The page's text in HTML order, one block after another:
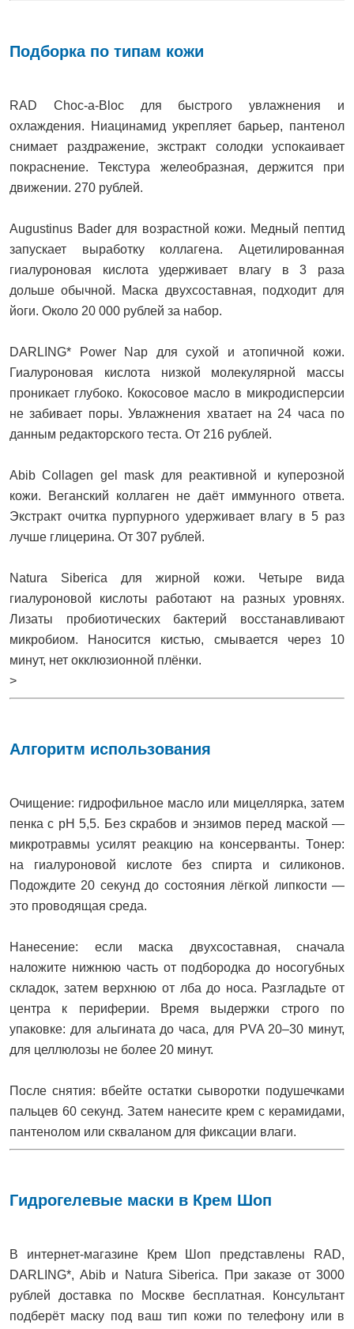
Подборка по типам кожи
RAD Choc-a-Bloc для быстрого увлажнения и
охлаждения. Ниацинамид укрепляет барьер, пантенол
снимает раздражение, экстракт солодки успокаивает
покраснение. Текстура желеобразная, держится при
движении. 270 рублей.
Augustinus Bader для возрастной кожи. Медный пептид
запускает выработку коллагена. Ацетилированная
гиалуроновая кислота удерживает влагу в 3 раза
дольше обычной. Маска двухсоставная, подходит для
йоги. Около 20 000 рублей за набор.
DARLING* Power Nap для сухой и атопичной кожи.
Гиалуроновая кислота низкой молекулярной массы
проникает глубоко. Кокосовое масло в микродисперсии
не забивает поры. Увлажнения хватает на 24 часа по
данным редакторского теста. От 216 рублей.
Abib Collagen gel mask для реактивной и куперозной
кожи. Веганский коллаген не даёт иммунного ответа.
Экстракт очитка пурпурного удерживает влагу в 5 раз
лучше глицерина. От 307 рублей.
Natura Siberica для жирной кожи. Четыре вида
гиалуроновой кислоты работают на разных уровнях.
Лизаты пробиотических бактерий восстанавливают
микробиом. Наносится кистью, смывается через 10
минут, нет окклюзионной плёнки.
>
Алгоритм использования
Очищение: гидрофильное масло или мицеллярка, затем
пенка с pH 5,5. Без скрабов и энзимов перед маской —
микротравмы усилят реакцию на консерванты. Тонер:
на гиалуроновой кислоте без спирта и силиконов.
Подождите 20 секунд до состояния лёгкой липкости —
это проводящая среда.
Нанесение: если маска двухсоставная, сначала
наложите нижнюю часть от подбородка до носогубных
складок, затем верхнюю от лба до носа. Разгладьте от
центра к периферии. Время выдержки строго по
упаковке: для альгината до часа, для PVA 20–30 минут,
для целлюлозы не более 20 минут.
После снятия: вбейте остатки сыворотки подушечками
пальцев 60 секунд. Затем нанесите крем с керамидами,
пантенолом или скваланом для фиксации влаги.
Гидрогелевые маски в Крем Шоп
В интернет-магазине Крем Шоп представлены RAD,
DARLING*, Abib и Natura Siberica. При заказе от 3000
рублей доставка по Москве бесплатная. Консультант
подберёт маску под ваш тип кожи по телефону или в